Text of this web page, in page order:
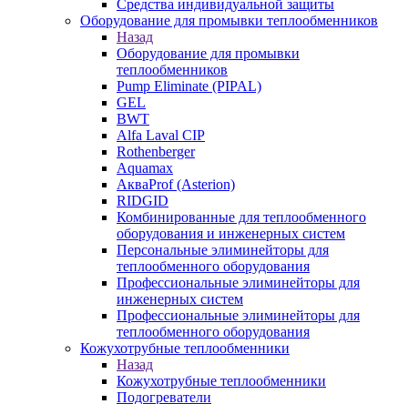
Средства индивидуальной защиты
Оборудование для промывки теплообменников
Назад
Оборудование для промывки
теплообменников
Pump Eliminate (PIPAL)
GEL
BWT
Alfa Laval CIP
Rothenberger
Aquamax
АкваProf (Asterion)
RIDGID
Комбинированные для теплообменного
оборудования и инженерных систем
Персональные элиминейторы для
теплообменного оборудования
Профессиональные элиминейторы для
инженерных систем
Профессиональные элиминейторы для
теплообменного оборудования
Кожухотрубные теплообменники
Назад
Кожухотрубные теплообменники
Подогреватели